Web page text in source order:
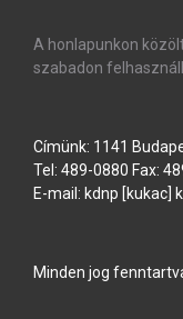
A honlapunkon
szabadon
Címünk: 1141
Tel: 489-0880 Fax:
E-mail: kdnp [kukac]
Minden jog